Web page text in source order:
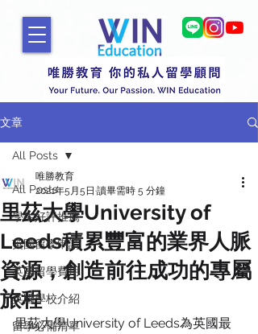
文章
All Posts
學生好評推薦
英國留學申請
英國留學費用
英國學校介紹
留學必備清單
All Posts
里茲大學University of
Leeds積累豐富的業界人脈
資源，創造前往成功的專屬
旅程
唯勝教育
2021年5月5日 讀畢需時 5 分鐘
里茲大學University of Leeds為英國最